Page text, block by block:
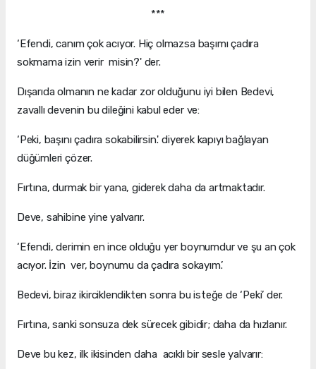
***
‘Efendi, canım çok acıyor. Hiç olmazsa başımı çadıra
sokmama izin verir misin?' der.
Dışarıda olmanın ne kadar zor olduğunu iyi bilen Bedevi,
zavallı devenin bu dileğini kabul eder ve:
‘Peki, başını çadıra sokabilirsin.' diyerek kapıyı bağlayan
düğümleri çözer.
Fırtına, durmak bir yana, giderek daha da artmaktadır.
Deve, sahibine yine yalvarır.
‘Efendi, derimin en ince olduğu yer boynumdur ve şu an çok
acıyor. İzin ver, boynumu da çadıra sokayım.’
Bedevi, biraz ikirciklendikten sonra bu isteğe de ‘Peki’ der.
Fırtına, sanki sonsuza dek sürecek gibidir; daha da hızlanır.
Deve bu kez, ilk ikisinden daha acıklı bir sesle yalvarır: